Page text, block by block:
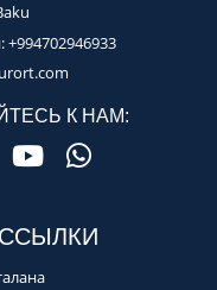
+994702946933
К НАМ: